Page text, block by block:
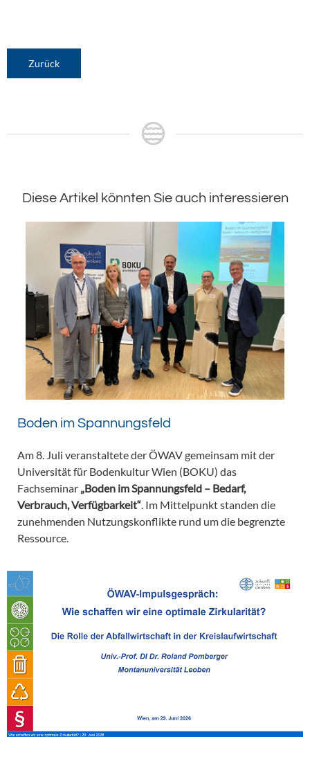
Zurück
Diese Artikel könnten Sie auch interessieren
Boden im Spannungsfeld
Am 8. Juli veranstaltete der ÖWAV gemeinsam mit der
Universität für Bodenkultur Wien (BOKU) das
Fachseminar „Boden im Spannungsfeld – Bedarf,
Verbrauch, Verfügbarkeit“ . Im Mittelpunkt standen die
zunehmenden Nutzungskonflikte rund um die begrenzte
Ressource.